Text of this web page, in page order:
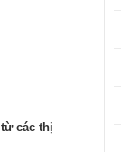
các thị